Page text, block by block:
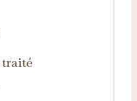
traité